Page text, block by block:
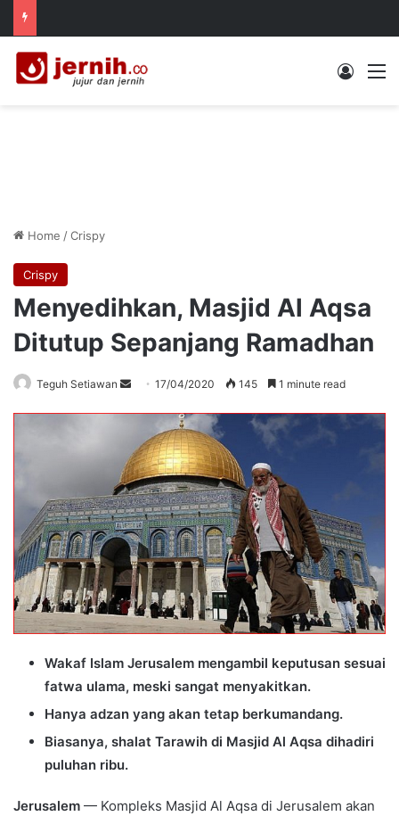
Log In
Home /Crispy
Crispy
Menyedihkan, Masjid Al Aqsa
Ditutup Sepanjang Ramadhan
Teguh Setiawan
Send17/04/2020 145 1 minute read
Wakaf Islam Jerusalem mengambil keputusan sesuai
fatwa ulama, meski sangat menyakitkan.
Hanya adzan yang akan tetap berkumandang.
Biasanya, shalat Tarawih di Masjid Al Aqsa dihadiri
puluhan ribu.
Jerusalem — Kompleks Masjid Al Aqsa di Jerusalem akan